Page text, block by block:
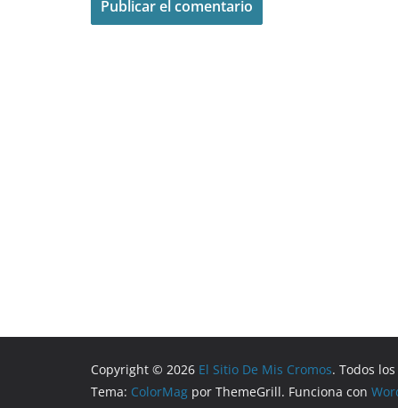
Copyright © 2026 El Sitio De Mis Cromos. Todos
Tema: ColorMag por ThemeGrill. Funciona con